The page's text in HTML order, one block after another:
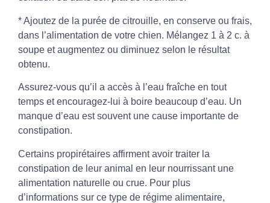
* Ajoutez de la purée de citrouille, en conserve ou frais,
dans l’alimentation de votre chien. Mélangez 1 à 2 c. à
soupe et augmentez ou diminuez selon le résultat
obtenu.
Assurez-vous qu’il a accès à l’eau fraîche en tout
temps et encouragez-lui à boire beaucoup d’eau. Un
manque d’eau est souvent une cause importante de
constipation.
Certains propirétaires affirment avoir traiter la
constipation de leur animal en leur nourrissant une
alimentation naturelle ou crue. Pour plus
d’informations sur ce type de régime alimentaire,